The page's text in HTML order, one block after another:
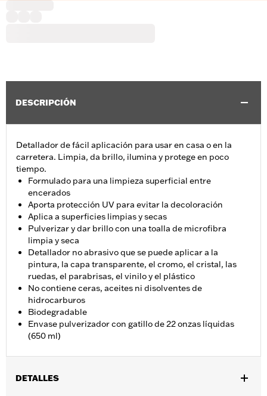
DESCRIPCIÓN
Detallador de fácil aplicación para usar en casa o en la
carretera. Limpia, da brillo, ilumina y protege en poco
tiempo.
Formulado para una limpieza superficial entre
encerados
Aporta protección UV para evitar la decoloración
Aplica a superficies limpias y secas
Pulverizar y dar brillo con una toalla de microfibra
limpia y seca
Detallador no abrasivo que se puede aplicar a la
pintura, la capa transparente, el cromo, el cristal, las
ruedas, el parabrisas, el vinilo y el plástico
No contiene ceras, aceites ni disolventes de
hidrocarburos
Biodegradable
Envase pulverizador con gatillo de 22 onzas líquidas
(650 ml)
DETALLES